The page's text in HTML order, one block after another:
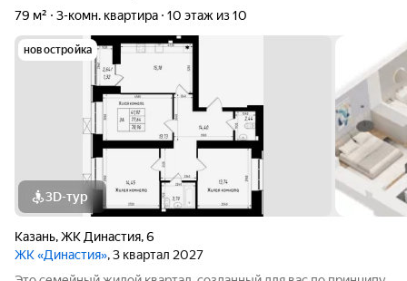
79 м²
3-комн. квартира 10 этаж из 10
новостройка
3D-тур
Казань,ЖК Династия,6
ЖК «Династия», 3 квартал 2027